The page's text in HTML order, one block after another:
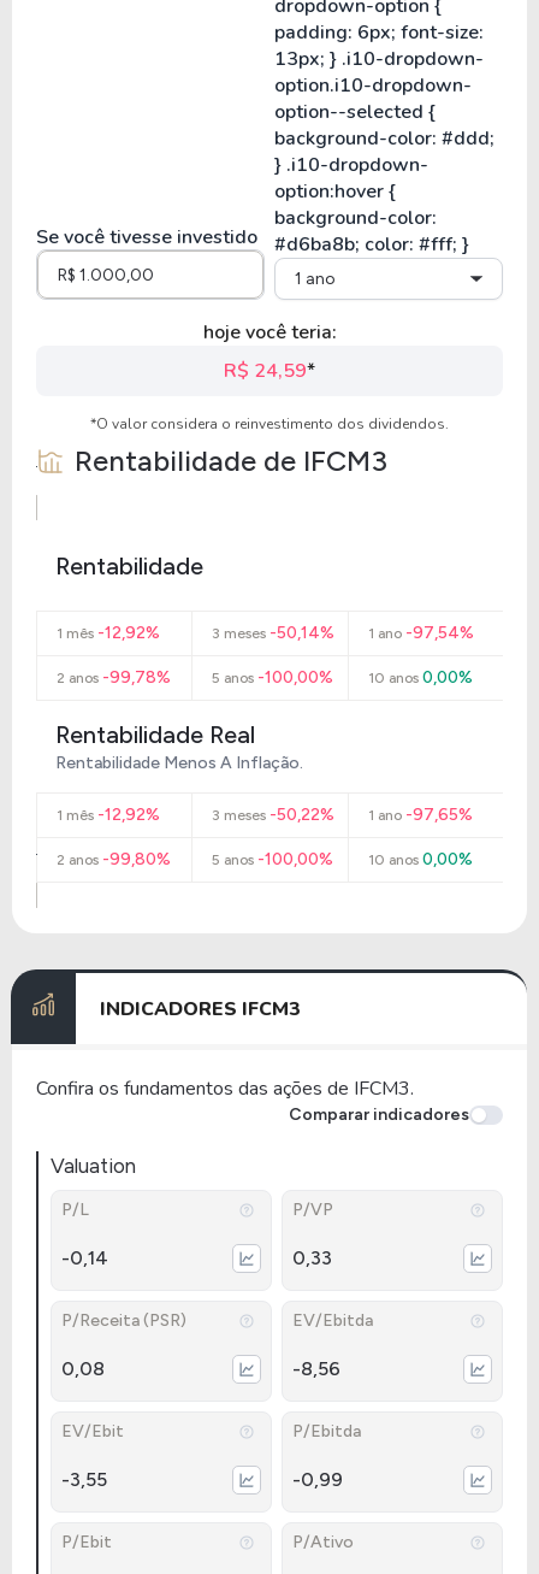
Se você tivesse investido
1 ano
hoje você teria:
R$ 24,59*
*O valor considera o reinvestimento dos dividendos.
Rentabilidade de IFCM3
Rentabilidade
1 mês -12,92% 3 meses -50,14% 1 ano-97,54%
2 anos -99,78% 5 anos -100,00% 10 anos0,00%
Rentabilidade Real
Rentabilidade Menos A Inflação.
1 mês -12,92% 3 meses -50,22% 1 ano-97,65%
2 anos -99,80% 5 anos -100,00% 10 anos0,00%
INDICADORES IFCM3
Confira os fundamentos das ações de IFCM3.
Comparar indicadores
Valuation
P/L
-0,14
P/VP
0,33
P/Receita (PSR)
0,08
EV/Ebitda
-8,56
EV/Ebit
-3,55
P/Ebitda
-0,99
P/Ebit P/Ativo